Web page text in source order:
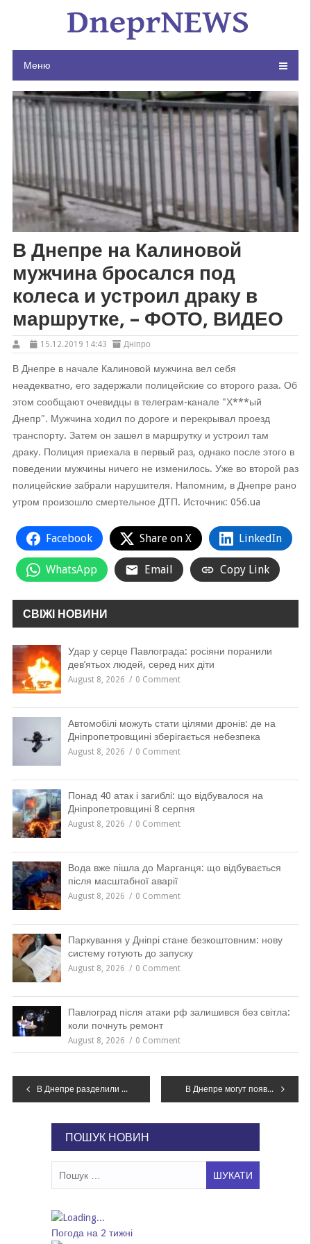
Меню
В Днепре на Калиновой
мужчина бросался под
колеса и устроил драку в
маршрутке, – ФОТО, ВИДЕО
15.12.2019 14:43 Дніпро
В Днепре в начале Калиновой мужчина вел себя
неадекватно, его задержали полицейские со второго раза. Об
этом сообщают очевидцы в телеграм-канале "Х***ый
Днепр". Мужчина ходил по дороге и перекрывал проезд
транспорту. Затем он зашел в маршрутку и устроил там
драку. Полиция приехала в первый раз, однако после этого в
поведении мужчины ничего не изменилось. Уже во второй раз
полицейские забрали нарушителя. Напомним, в Днепре рано
утром произошло смертельное ДТП. Источник: 056.ua
Facebook Share on X LinkedIn
WhatsApp Email Copy Link
СВІЖІ НОВИНИ
Удар у серце Павлограда: росіяни поранили
дев’ятьох людей, серед них діти
August 8, 2026 0 Comment
Автомобілі можуть стати цілями дронів: де на
Дніпропетровщині зберігається небезпека
August 8, 2026 0 Comment
Понад 40 атак і загиблі: що відбувалося на
Дніпропетровщині 8 серпня
August 8, 2026 0 Comment
Вода вже пішла до Марганця: що відбувається
після масштабної аварії
August 8, 2026 0 Comment
Паркування у Дніпрі стане безкоштовним: нову
систему готують до запуску
August 8, 2026 0 Comment
Павлоград після атаки рф залишився без світла:
коли почнуть ремонт
August 8, 2026 0 Comment
Навігація
В Днепре разделили общественный транспорт по цветам и показали синие троллейбусы, – ФОТО В Днепре могут появиться остановки поездов в Мариуполь и Новоалексеевку: что для этого нужно
ПОШУК НОВИН
Погода на 2 тижні